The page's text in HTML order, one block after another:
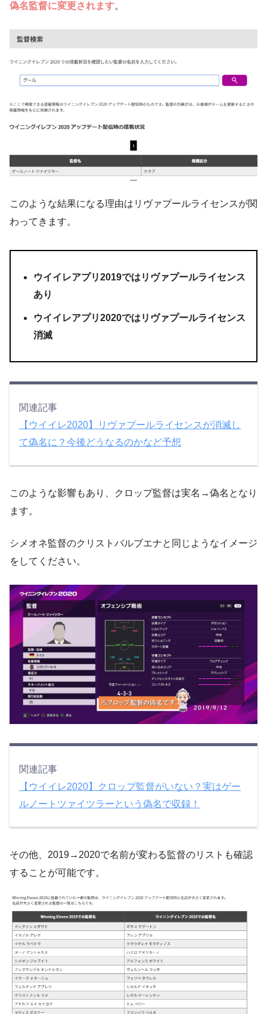
偽名監督に変更されます。
このような結果になる理由はリヴァプールライセンスが関
わってきます。
ウイイレアプリ2019ではリヴァプールライセンス
あり
ウイイレアプリ2020ではリヴァプールライセンス
消滅
関連記事
【ウイイレ2020】リヴァプールライセンスが消滅し
て偽名に？今後どうなるのかなど予想
このような影響もあり、クロップ監督は実名→偽名となり
ます。
シメオネ監督のクリストバルブエナと同じようなイメージ
をしてください。
関連記事
【ウイイレ2020】クロップ監督がいない？実はゲー
ルノートツァイツラーという偽名で収録！
その他、2019→2020で名前が変わる監督のリストも確認
することが可能です。